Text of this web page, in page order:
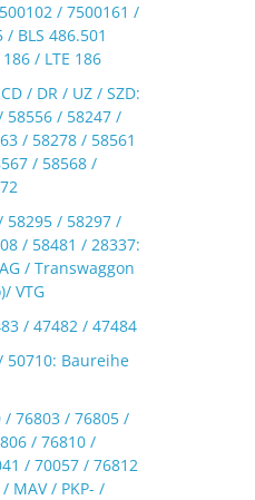
/ 7500161 /
BLS 486.501
/ LTE 186
/ DR / UZ / SZD:
58556 / 58247 /
/ 58278 / 58561
/ 58568 /
58295 / 58297 /
/ 58481 / 28337:
/ Transwaggon
VTG
/ 47482 / 47484
50710: Baureihe
/ 76803 / 76805 /
/ 76810 /
/ 70057 / 76812
MAV / PKP- /